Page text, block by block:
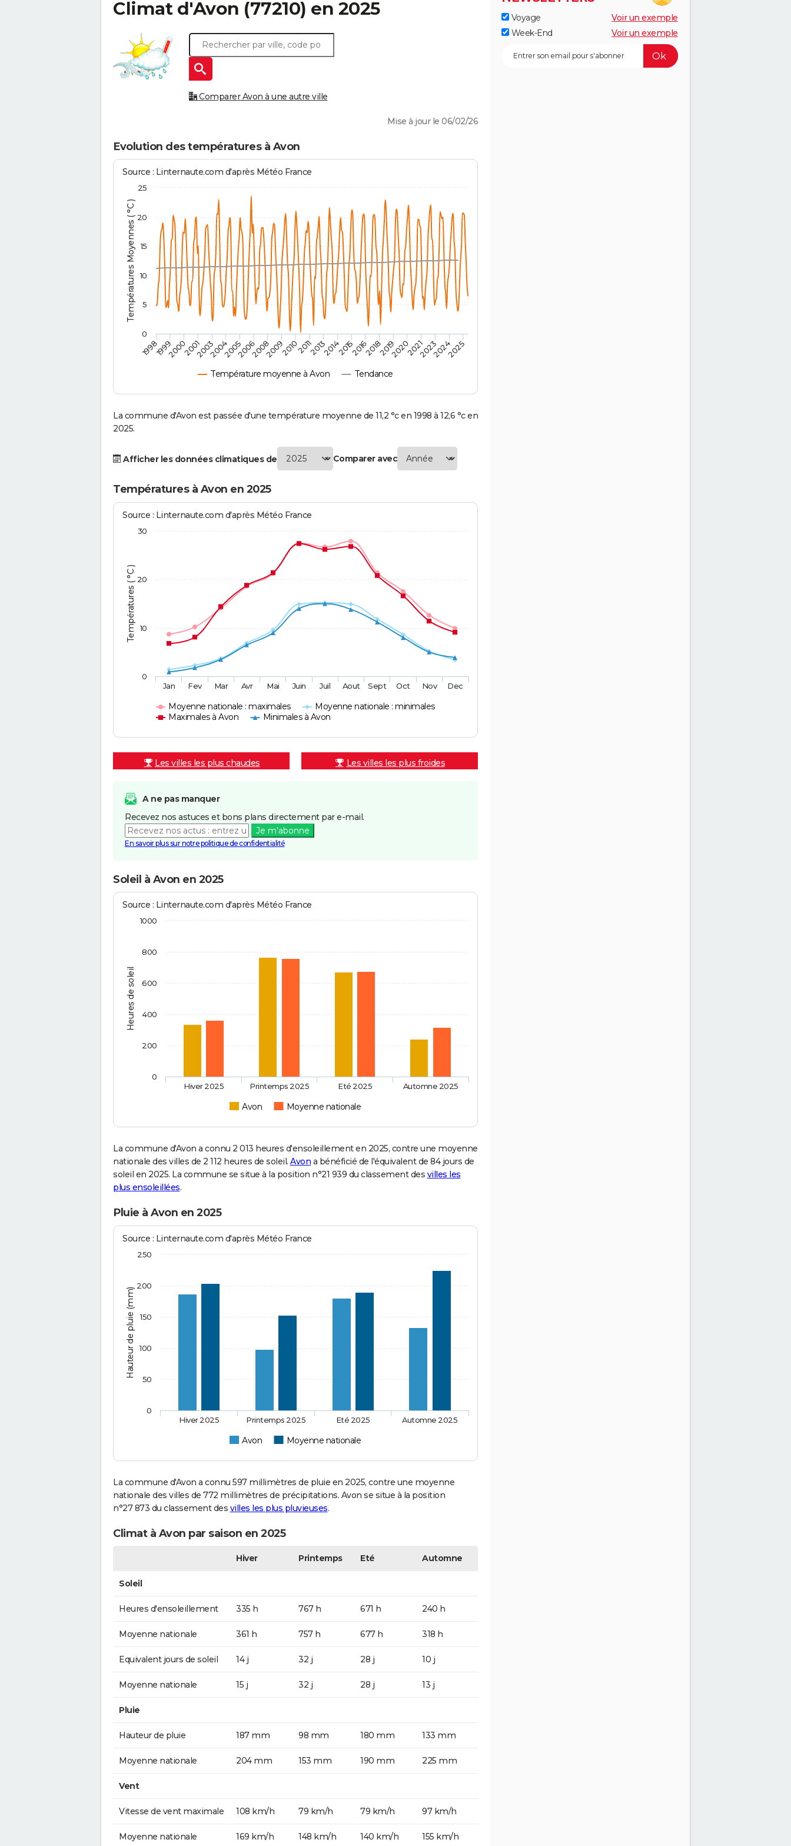
Climat d'Avon (77210) en 2025
Comparer Avon à une autre ville
Mise à jour le 06/02/26
Evolution des températures à Avon
Températures Moyennes ( °C )
Source : Linternaute.com d'après Météo France
Température moyenne à Avon Tendance
1998 2014
199920002001200320042005200620082009201020112013 201520162018201920202021202320242025
0
5
10
15
20
25
La commune d'Avon est passée d'une température moyenne de 11,2 °c en 1998 à 12,6 °c en
2025.
Afficher les données climatiques de Comparer avec
Températures à Avon en 2025
Températures ( °C )
Source : Linternaute.com d'après Météo France
Moyenne nationale : maximales
Moyenne nationale : minimales
Maximales à Avon
Minimales à Avon
Jan Fev Mar Avr Mai Juin Juil Aout Sept Oct Nov Dec
0
10
20
30
Les villes les plus chaudes Les villes les plus froides
A ne pas manquer
Recevez nos astuces et bons plans directement par e-mail.
Je m'abonne
En savoir plus sur notre politique de confidentialité
Soleil à Avon en 2025
Heures de soleil
Source : Linternaute.com d'après Météo France
Avon Moyenne nationale
Hiver 2025 Printemps 2025 Eté 2025 Automne 2025
0
200
400
600
800
1000
La commune d'Avon a connu 2 013 heures d'ensoleillement en 2025, contre une moyenne
nationale des villes de 2 112 heures de soleil. Avon a bénéficié de l'équivalent de 84 jours de
soleil en 2025. La commune se situe à la position n°21 939 du classement des villes les
plus ensoleillées.
Pluie à Avon en 2025
Hauteur de pluie (mm)
Source : Linternaute.com d'après Météo France
Avon Moyenne nationale
Hiver 2025 Printemps 2025 Eté 2025 Automne 2025
0
50
100
150
200
250
La commune d'Avon a connu 597 millimètres de pluie en 2025, contre une moyenne
nationale des villes de 772 millimètres de précipitations. Avon se situe à la position
n°27 873 du classement des villes les plus pluvieuses.
Climat à Avon par saison en 2025
Hiver Printemps Eté Automne
Soleil
Heures d'ensoleillement 335 h 767 h 671 h 240 h
Moyenne nationale 361 h 757 h 677 h 318 h
Equivalent jours de soleil 14 j 32 j 28 j 10 j
Moyenne nationale 15 j 32 j 28 j 13 j
Pluie
Hauteur de pluie 187 mm 98 mm 180 mm 133 mm
Moyenne nationale 204 mm 153 mm 190 mm 225 mm
Vent
Vitesse de vent maximale 108 km/h 79 km/h 79 km/h 97 km/h
Moyenne nationale 169 km/h 148 km/h 140 km/h 155 km/h
Voyage
Voir un exemple
Week-End
Voir un exemple